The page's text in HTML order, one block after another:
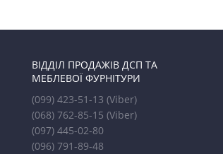
ВІДДІЛ ПРОДАЖІВ ДСП ТА
МЕБЛЕВОЇ ФУРНІТУРИ
(099) 423-51-13(Viber)
(068) 762-85-15(Viber)
(097) 445-02-80
(096) 791-89-48